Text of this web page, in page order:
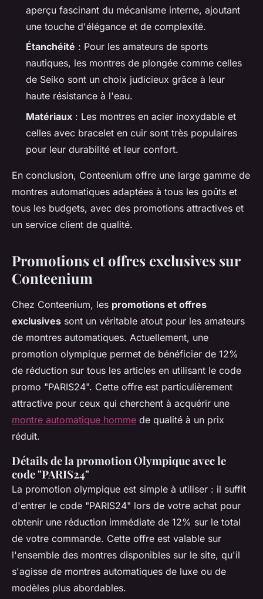
aperçu fascinant du mécanisme interne, ajoutant
une touche d'élégance et de complexité.
Étanchéité : Pour les amateurs de sports
nautiques, les montres de plongée comme celles
de Seiko sont un choix judicieux grâce à leur
haute résistance à l'eau.
Matériaux : Les montres en acier inoxydable et
celles avec bracelet en cuir sont très populaires
pour leur durabilité et leur confort.
En conclusion, Conteenium offre une large gamme de
montres automatiques adaptées à tous les goûts et
tous les budgets, avec des promotions attractives et
un service client de qualité.
Promotions et offres exclusives sur
Conteenium
Chez Conteenium, les promotions et offres
exclusives sont un véritable atout pour les amateurs
de montres automatiques. Actuellement, une
promotion olympique permet de bénéficier de 12%
de réduction sur tous les articles en utilisant le code
promo "PARIS24". Cette offre est particulièrement
attractive pour ceux qui cherchent à acquérir une
montre automatique homme de qualité à un prix
réduit.
Détails de la promotion Olympique avec le
code "PARIS24"
La promotion olympique est simple à utiliser : il suffit
d'entrer le code "PARIS24" lors de votre achat pour
obtenir une réduction immédiate de 12% sur le total
de votre commande. Cette offre est valable sur
l'ensemble des montres disponibles sur le site, qu'il
s'agisse de montres automatiques de luxe ou de
modèles plus abordables.